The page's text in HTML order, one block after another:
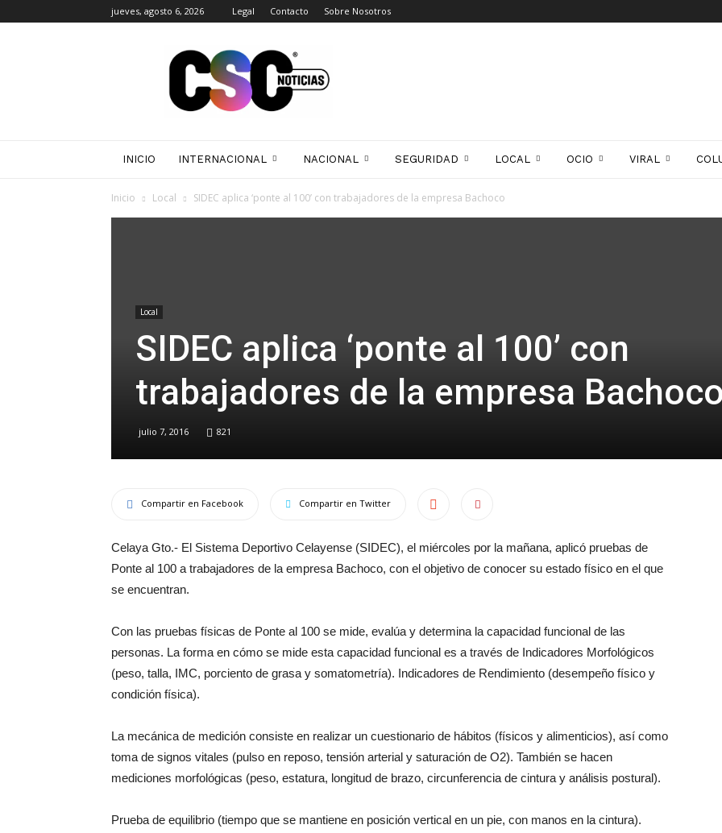
jueves, agosto 6, 2026 Legal Contacto Sobre Nosotros
Noticias
INICIO INTERNACIONAL NACIONAL SEGURIDAD LOCAL OCIO VIRAL
Inicio Local SIDEC aplica ‘ponte al 100’ con trabajadores de la empresa Bachoco
Local
SIDEC aplica ‘ponte al 100’ con
trabajadores de la empresa
julio 7, 2016 821
Compartir en Facebook Compartir en Twitter
Celaya Gto.- El Sistema Deportivo Celayense (SIDEC), el miércoles por la mañana, aplicó pruebas de
Ponte al 100 a trabajadores de la empresa Bachoco, con el objetivo de conocer su estado físico en el que
se encuentran.
Con las pruebas físicas de Ponte al 100 se mide, evalúa y determina la capacidad funcional de las
personas. La forma en cómo se mide esta capacidad funcional es a través de Indicadores Morfológicos
(peso, talla, IMC, porciento de grasa y somatometría). Indicadores de Rendimiento (desempeño físico y
condición física).
La mecánica de medición consiste en realizar un cuestionario de hábitos (físicos y alimenticios), así como
toma de signos vitales (pulso en reposo, tensión arterial y saturación de O2). También se hacen
mediciones morfológicas (peso, estatura, longitud de brazo, circunferencia de cintura y análisis postural).
Prueba de equilibrio (tiempo que se mantiene en posición vertical en un pie, con manos en la cintura).